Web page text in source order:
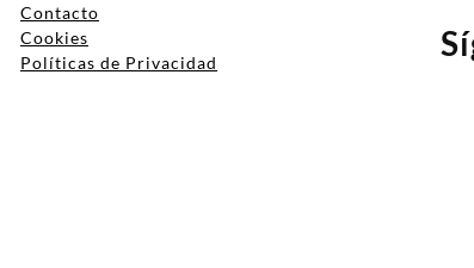
Contacto
Cookies
Políticas de Privacidad